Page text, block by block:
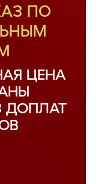
ПО
ЦЕНА
ДОПЛАТ